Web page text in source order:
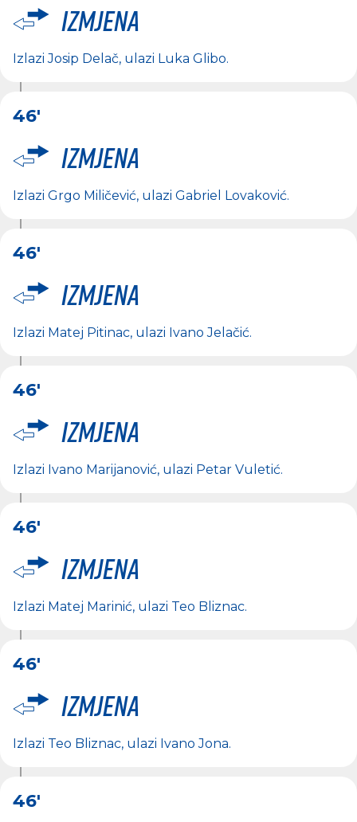
Izmjena
IzlaziJosip Delač, ulazi Luka Glibo.
46'
Izmjena
Izlazi Grgo Miličević, ulazi Gabriel Lovaković.
46'
Izmjena
Izlazi Matej Pitinac, ulazi Ivano Jelačić.
46'
Izmjena
Izlazi Ivano Marijanović, ulazi Petar Vuletić.
46'
Izmjena
Izlazi Matej Marinić, ulazi Teo Bliznac.
46'
Izmjena
Izlazi Teo Bliznac, ulazi Ivano Jona.
46'